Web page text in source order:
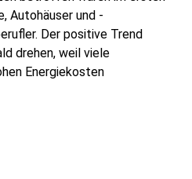
Autohäuser und -
Der positive Trend
drehen, weil viele
Energiekosten